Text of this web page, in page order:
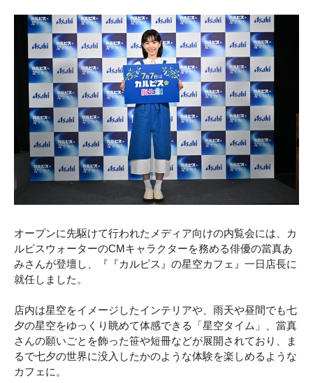
オープンに先駆けて行われたメディア向けの内覧会には、カ
ルピスウォーターのCMキャラクターを務める俳優の當真あ
みさんが登壇し、『『カルピス』の星空カフェ』一日店長に
就任しました。
店内は星空をイメージしたインテリアや、雨天や昼間でも七
夕の星空をゆっくり眺めて体感できる「星空タイム」、當真
さんの願いごとを飾った笹や短冊などが展開されており、ま
るで七夕の世界に没入したかのような体験を楽しめるような
カフェに。